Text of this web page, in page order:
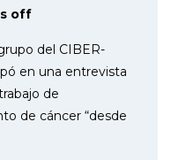
off
del CIBER-
en una entrevista
de
de cáncer “desde